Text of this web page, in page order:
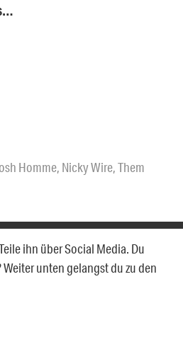
Homme, Nicky Wire,Them
ihn über Social Media. Du
unten gelangst du zu den